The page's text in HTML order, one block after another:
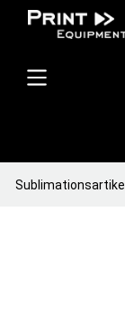
Sublimationsartikel